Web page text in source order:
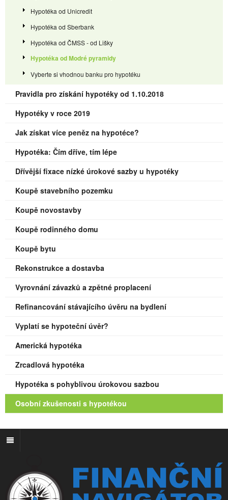
Hypotéka od Unicredit
Hypotéka od Sberbank
Hypotéka od ČMSS - od Lišky
Hypotéka od Modré pyramidy
Vyberte si vhodnou banku pro hypotéku
Pravidla pro získání hypotéky od 1.10.2018
Hypotéky v roce 2019
Jak získat více peněz na hypotéce?
Hypotéka: Čím dříve, tím lépe
Dřívější fixace nízké úrokové sazby u hypotéky
Koupě stavebního pozemku
Koupě novostavby
Koupě rodinného domu
Koupě bytu
Rekonstrukce a dostavba
Vyrovnání závazků a zpětné proplacení
Refinancování stávajícího úvěru na bydlení
Vyplatí se hypoteční úvěr?
Americká hypotéka
Zrcadlová hypotéka
Hypotéka s pohyblivou úrokovou sazbou
Osobní zkušenosti s hypotékou